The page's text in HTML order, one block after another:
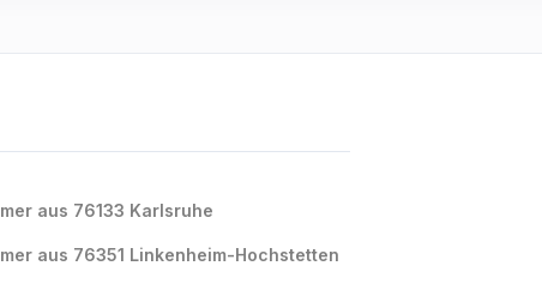
aus 76133 Karlsruhe
aus 76351 Linkenheim-Hochstetten